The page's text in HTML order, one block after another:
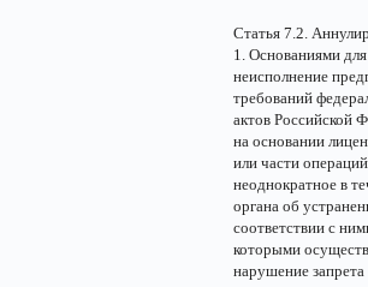
Статья 7.2.
1. Основаниями
неисполнение
требований
актов Российской
на основании
или части
неоднократное в
органа об
соответствии с
которыми
нарушение